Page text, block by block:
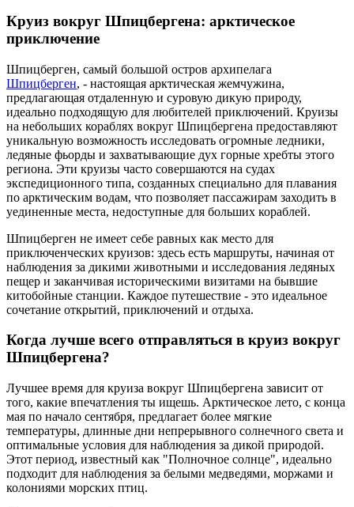
Круиз вокруг Шпицбергена: арктическое
приключение
Шпицберген, самый большой остров архипелага
Шпицберген, - настоящая арктическая жемчужина,
предлагающая отдаленную и суровую дикую природу,
идеально подходящую для любителей приключений. Круизы
на небольших кораблях вокруг Шпицбергена предоставляют
уникальную возможность исследовать огромные ледники,
ледяные фьорды и захватывающие дух горные хребты этого
региона. Эти круизы часто совершаются на судах
экспедиционного типа, созданных специально для плавания
по арктическим водам, что позволяет пассажирам заходить в
уединенные места, недоступные для больших кораблей.
Шпицберген не имеет себе равных как место для
приключенческих круизов: здесь есть маршруты, начиная от
наблюдения за дикими животными и исследования ледяных
пещер и заканчивая историческими визитами на бывшие
китобойные станции. Каждое путешествие - это идеальное
сочетание открытий, приключений и отдыха.
Когда лучше всего отправляться в круиз вокруг
Шпицбергена?
Лучшее время для круиза вокруг Шпицбергена зависит от
того, какие впечатления ты ищешь. Арктическое лето, с конца
мая по начало сентября, предлагает более мягкие
температуры, длинные дни непрерывного солнечного света и
оптимальные условия для наблюдения за дикой природой.
Этот период, известный как "Полночное солнце", идеально
подходит для наблюдения за белыми медведями, моржами и
колониями морских птиц.